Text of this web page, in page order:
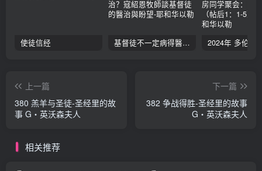
使徒信经 基督徒不一定病得醫治？寇紹恩牧師談基督徒的醫治與盼望
上一篇
380 羔羊与圣徒-圣经里的故
事 G‧英沃森夫人
下一篇
382 争战得胜-圣经里的故事
G‧英沃森夫人
相关推荐